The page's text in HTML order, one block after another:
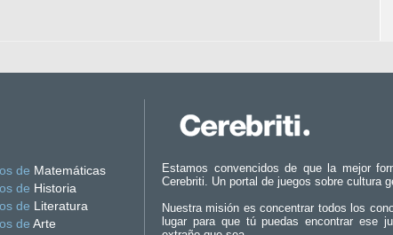
de Matemáticas
de Historia
de Literatura
de Arte
Estamos convencidos de que la mejor
Cerebriti. Un portal de juegos sobre cultura
Nuestra misión es concentrar todos los
lugar para que tú puedas encontrar ese